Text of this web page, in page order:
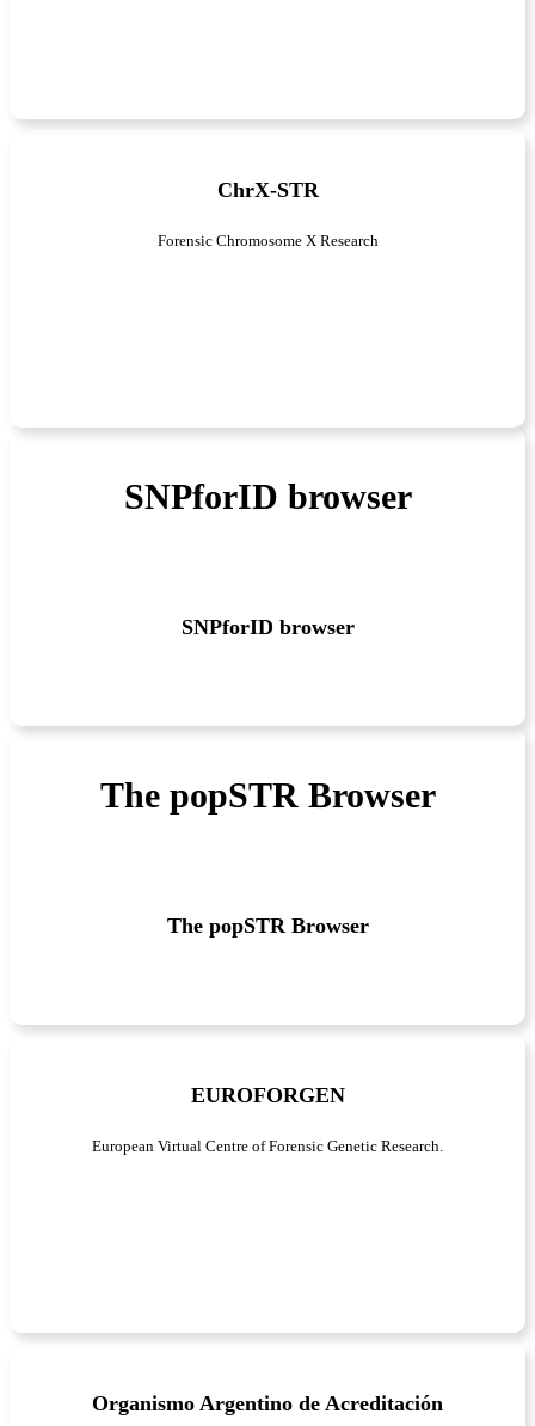
ChrX-STR
Forensic Chromosome X Research
SNPforID browser
SNPforID browser
The popSTR Browser
The popSTR Browser
EUROFORGEN
European Virtual Centre of Forensic Genetic Research.
Organismo Argentino de Acreditación